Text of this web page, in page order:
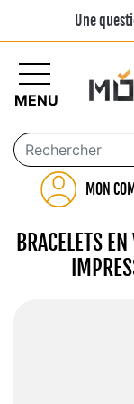
Une
MON
MENU
BRACELETS